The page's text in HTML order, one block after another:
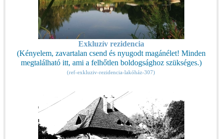
Exkluzív rezidencia
(Kényelem, zavartalan csend és nyugodt magánélet! Minden
megtalálható itt, ami a felhőtlen boldogsághoz szükséges.)
(ref-exkluziv-rezidencia-lakóház-307)